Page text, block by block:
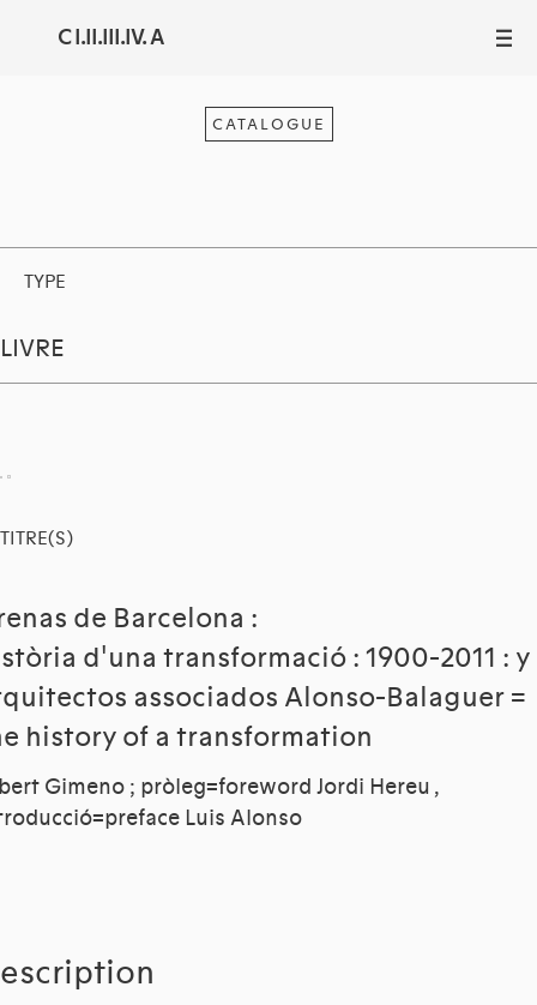
C I.II.III.IV. A III
CATALOGUE
TYPE
LIVRE
TITRE(S)
de Barcelona :
d'una transformació : 1900-2011 : y
associados Alonso-Balaguer =
history of a transformation
Gimeno ; pròleg=foreword Jordi Hereu ,
Luis Alonso